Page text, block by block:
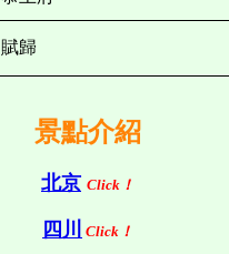
賦歸
景點介紹
北京 Click！
四川 Click！